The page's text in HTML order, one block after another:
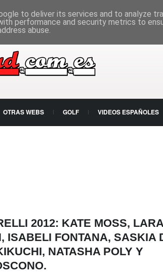
OTRAS WEBS GOLF VIDEOS ESPAÑOLES
2012: KATE MOSS,
ISABELI FONTANA, SASKIA
NATASHA POLY Y
to deliver its services and to analyze
performance and security metrics to
abuse.